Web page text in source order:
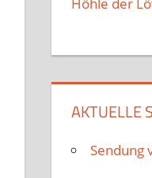
AKTUELLE
Sendung